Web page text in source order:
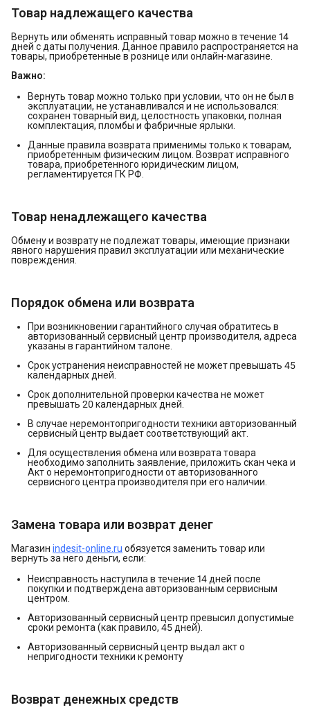
Товар надлежащего качества
Вернуть или обменять исправный товар можно в течение 14
дней с даты получения. Данное правило распространяется на
товары, приобретенные в рознице или онлайн-магазине.
Важно:
Вернуть товар можно только при условии, что он не был в
эксплуатации, не устанавливался и не использовался:
сохранен товарный вид, целостность упаковки, полная
комплектация, пломбы и фабричные ярлыки.
Данные правила возврата применимы только к товарам,
приобретенным физическим лицом. Возврат исправного
товара, приобретенного юридическим лицом,
регламентируется ГК РФ.
Товар ненадлежащего качества
Обмену и возврату не подлежат товары, имеющие признаки
явного нарушения правил эксплуатации или механические
повреждения.
Порядок обмена или возврата
При возникновении гарантийного случая обратитесь в
авторизованный сервисный центр производителя, адреса
указаны в гарантийном талоне.
Срок устранения неисправностей не может превышать 45
календарных дней.
Срок дополнительной проверки качества не может
превышать 20 календарных дней.
В случае неремонтопригодности техники авторизованный
сервисный центр выдает соответствующий акт.
Для осуществления обмена или возврата товара
необходимо заполнить заявление, приложить скан чека и
Акт о неремонтопригодности от авторизованного
сервисного центра производителя при его наличии.
Замена товара или возврат денег
Магазин indesit-online.ru обязуется заменить товар или
вернуть за него деньги, если:
Неисправность наступила в течение 14 дней после
покупки и подтверждена авторизованным сервисным
центром.
Авторизованный сервисный центр превысил допустимые
сроки ремонта (как правило, 45 дней).
Авторизованный сервисный центр выдал акт о
непригодности техники к ремонту
Возврат денежных средств